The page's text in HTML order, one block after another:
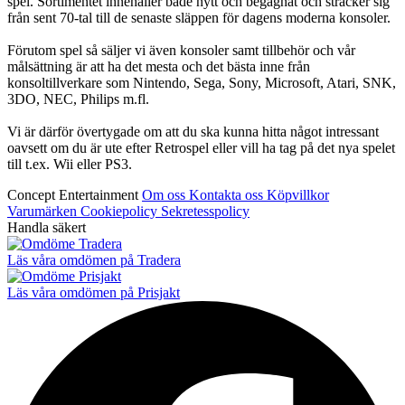
från sent 70-tal till de senaste släppen för dagens moderna konsoler.
Förutom spel så säljer vi även konsoler samt tillbehör och vår
målsättning är att ha det mesta och det bästa inne från
konsoltillverkare som Nintendo, Sega, Sony, Microsoft, Atari, SNK,
3DO, NEC, Philips m.fl.
Vi är därför övertygade om att du ska kunna hitta något intressant
oavsett om du är ute efter Retrospel eller vill ha tag på det nya spelet
till t.ex. Wii eller PS3.
Concept Entertainment Om oss Kontakta oss Köpvillkor
Varumärken Cookiepolicy Sekretesspolicy
Handla säkert
Läs våra omdömen på Tradera
Läs våra omdömen på Prisjakt